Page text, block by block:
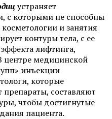
устраняет
с которыми не способны
и занятия
контуры тела, с ее
лифтинга,
центре медицинской
инъекции
которые
составляют
чтобы достигнутые
пациента.